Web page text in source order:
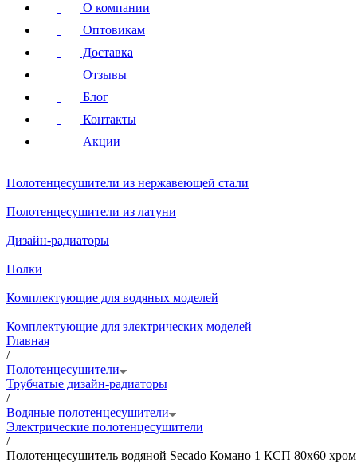
О компании
Оптовикам
Доставка
Отзывы
Блог
Контакты
Акции
Полотенцесушители из нержавеющей стали
Полотенцесушители из латуни
Дизайн-радиаторы
Полки
Комплектующие для водяных моделей
Комплектующие для электрических моделей
Главная
/
Полотенцесушители
Трубчатые дизайн-радиаторы
/
Водяные полотенцесушители
Электрические полотенцесушители
/
Полотенцесушитель водяной Secado Комано 1 КСП 80x60 хром